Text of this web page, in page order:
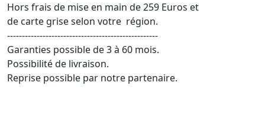
Hors frais de mise en main de 259 Euros et
de carte grise selon votre  région.
---------------------------------------------------
Garanties possible de 3 à 60 mois.
Possibilité de livraison.
Reprise possible par notre partenaire.